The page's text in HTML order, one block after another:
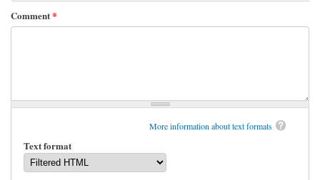
Comment*
More information about text formats
Text format